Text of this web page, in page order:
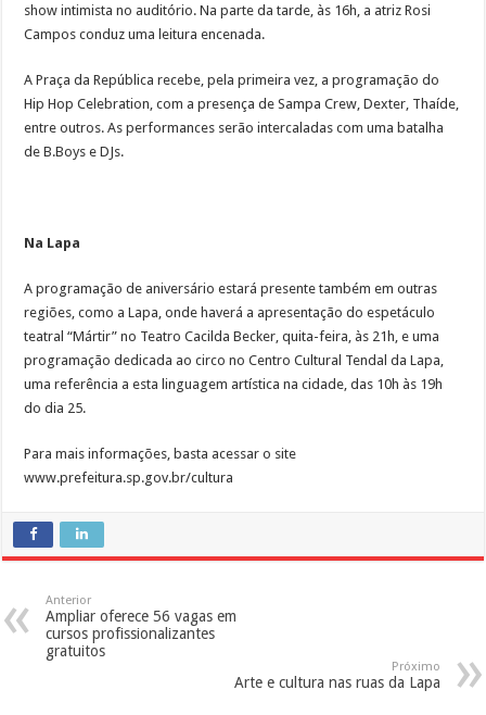
show intimista no auditório. Na parte da tarde, às 16h, a atriz Rosi
Campos conduz uma leitura encenada.
A Praça da República recebe, pela primeira vez, a programação do
Hip Hop Celebration, com a presença de Sampa Crew, Dexter, Thaíde,
entre outros. As performances serão intercaladas com uma batalha
de B.Boys e DJs.
Na Lapa
A programação de aniversário estará presente também em outras
regiões, como a Lapa, onde haverá a apresentação do espetáculo
teatral “Mártir” no Teatro Cacilda Becker, quita-feira, às 21h, e uma
programação dedicada ao circo no Centro Cultural Tendal da Lapa,
uma referência a esta linguagem artística na cidade, das 10h às 19h
do dia 25.
Para mais informações, basta acessar o site
www.prefeitura.sp.gov.br/cultura
Anterior
Ampliar oferece 56 vagas em
cursos profissionalizantes
gratuitos
Próximo
Arte e cultura nas ruas da Lapa